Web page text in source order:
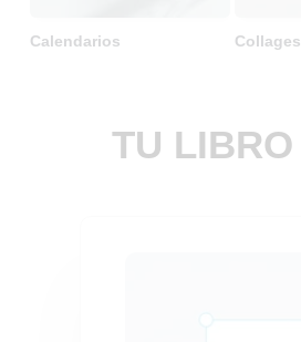
Calendarios Collages
TU